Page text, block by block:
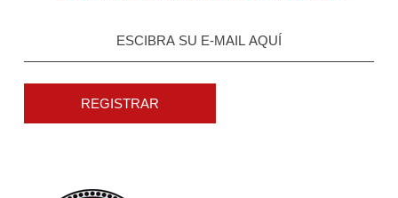
REGISTRAR